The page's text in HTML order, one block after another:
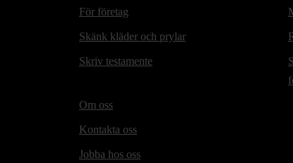
För företag
Skänk kläder och prylar
Skriv testamente
Om oss
Kontakta oss
Jobba hos oss